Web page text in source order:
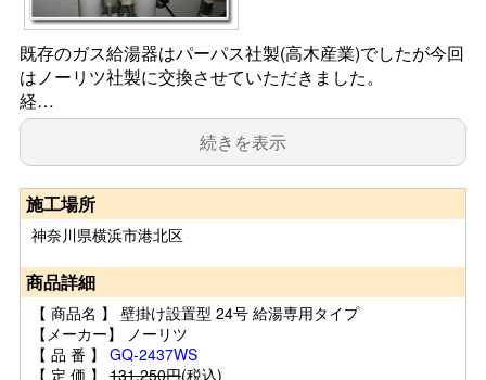
既存のガス給湯器はパーパス社製(高木産業)でしたが今回
はノーリツ社製に交換させていただきました。
経…
続きを表示
施工場所
神奈川県横浜市港北区
商品詳細
【 商品名 】 壁掛け設置型 24号 給湯専用タイプ
【メーカー】 ノーリツ
【 品 番 】 GQ-2437WS
【 定 価 】 131,250円(税込)